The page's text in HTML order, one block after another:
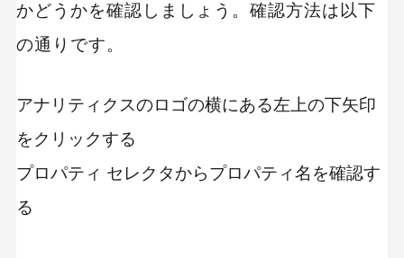
MEO
Shopify SNS広告
TikTok
TikTok運用代行Tips
Webマーケティングツール
インフルエンサーマーケTips
オウンドメディア
かどうかを確認しましょう。確認方法は以下
の通りです。
アナリティクスのロゴの横にある左上の下矢印
をクリックする
プロパティ セレクタからプロパティ名を確認す
る